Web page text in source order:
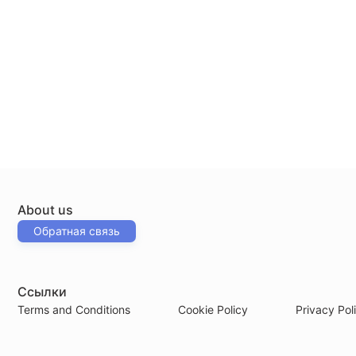
About us
Обратная связь
Ссылки
Terms and Conditions Cookie Policy Privacy